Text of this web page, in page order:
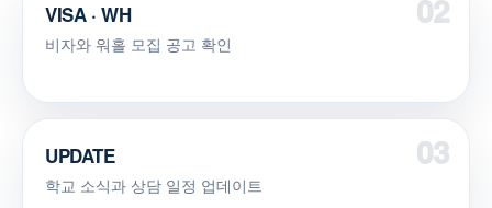
VISA · WH
비자와 워홀 모집 공고 확인
UPDATE
학교 소식과 상담 일정 업데이트